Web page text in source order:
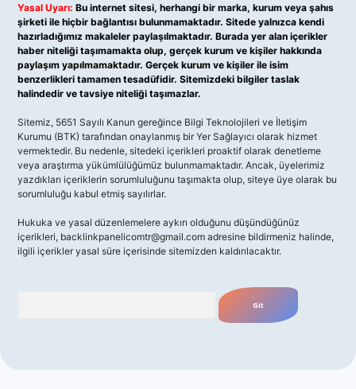
Yasal Uyarı: Bu internet sitesi, herhangi bir marka, kurum veya şahıs
şirketi ile hiçbir bağlantısı bulunmamaktadır. Sitede yalnızca kendi
hazırladığımız makaleler paylaşılmaktadır. Burada yer alan içerikler
haber niteliği taşımamakta olup, gerçek kurum ve kişiler hakkında
paylaşım yapılmamaktadır. Gerçek kurum ve kişiler ile isim
benzerlikleri tamamen tesadüfidir. Sitemizdeki bilgiler taslak
halindedir ve tavsiye niteliği taşımazlar.
Sitemiz, 5651 Sayılı Kanun gereğince Bilgi Teknolojileri ve İletişim
Kurumu (BTK) tarafından onaylanmış bir Yer Sağlayıcı olarak hizmet
vermektedir. Bu nedenle, sitedeki içerikleri proaktif olarak denetleme
veya araştırma yükümlülüğümüz bulunmamaktadır. Ancak, üyelerimiz
yazdıkları içeriklerin sorumluluğunu taşımakta olup, siteye üye olarak bu
sorumluluğu kabul etmiş sayılırlar.
Hukuka ve yasal düzenlemelere aykırı olduğunu düşündüğünüz
içerikleri, backlinkpanelicomtr@gmail.com adresine bildirmeniz halinde,
ilgili içerikler yasal süre içerisinde sitemizden kaldırılacaktır.